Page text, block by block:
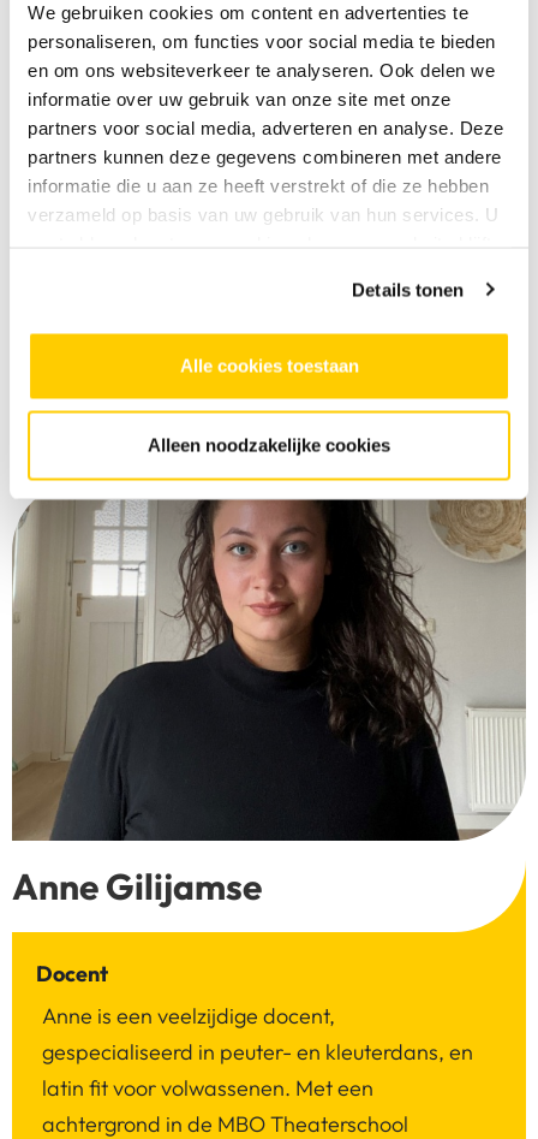
We gebruiken cookies om content en advertenties te
personaliseren, om functies voor social media te bieden
en om ons websiteverkeer te analyseren. Ook delen we
informatie over uw gebruik van onze site met onze
partners voor social media, adverteren en analyse. Deze
partners kunnen deze gegevens combineren met andere
informatie die u aan ze heeft verstrekt of die ze hebben
verzameld op basis van uw gebruik van hun services. U
Details tonen
Alle cookies toestaan
Alleen noodzakelijke cookies
Theaterlessen in een plezierige en open sfeer
Je krijgt les van een professionele
theaterdocent.
Goed om te weten
Vragen? Mail: klantenservice@skvr.nl
Anne Gilijamse
Docent
Anne is een veelzijdige docent,
gespecialiseerd in peuter- en kleuterdans, en
latin fit voor volwassenen. Met een
achtergrond in de MBO Theaterschool